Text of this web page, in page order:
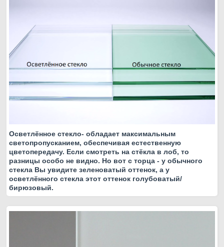
Осветлённое стекло- обладает максимальным
светопропусканием, обеспечивая естественную
цветопередачу. Если смотреть на стёкла в лоб, то
разницы особо не видно. Но вот с торца - у обычного
стекла Вы увидите зеленоватый оттенок, а у
осветлённого стекла этот оттенок голубоватый/
бирюзовый.